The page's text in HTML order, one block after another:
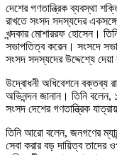
দেশের গণতান্ত্রিক ব্যবস্থা
রাখতে সংসদ সদস্যদের
খন্দকার মোশাররফ হোসেন।
সভাপতিত্ব করেন। সংসদে
সংসদ সদস্যদের উদ্দেশ্যে
উদ্বোধনী অধিবেশনে বক্তব্য
অভিনন্দন জানান। তিনি বলেন,
সংসদ দেশের গণতান্ত্রিক
তিনি আরো বলেন, জনগণের
সেবা করার বড় দায়িত্ব